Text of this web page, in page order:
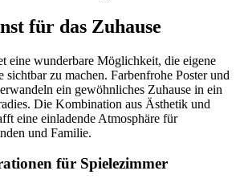
für das Zuhause
eine wunderbare Möglichkeit, die eigene
sichtbar zu machen. Farbenfrohe Poster und
ein gewöhnliches Zuhause in ein
Die Kombination aus Ästhetik und
eine einladende Atmosphäre für
und Familie.
für Spielezimmer